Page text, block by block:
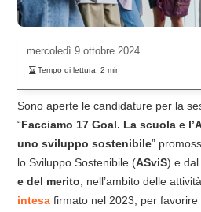
mercoledì 9 ottobre 2024
Tempo di lettura:2 min
Sono aperte le candidature per la
“Facciamo 17 Goal. La scuola e
uno sviluppo sostenibile”
lo Sviluppo Sostenibile (ASviS) e dal
e del merito, nell’ambito delle
intesa firmato nel 2023, per